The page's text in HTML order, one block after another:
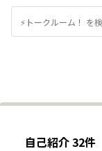
自己紹介 32件